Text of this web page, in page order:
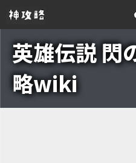
英雄伝説 閃
略wiki